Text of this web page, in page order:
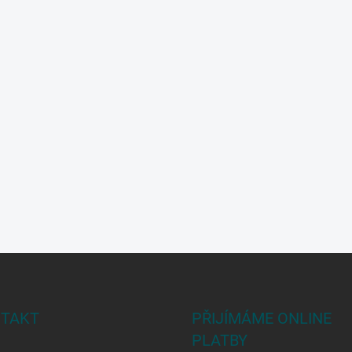
PŘIJÍMÁME ONLINE
PLATBY